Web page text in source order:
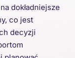
dokładniejsze
co jest
decyzji